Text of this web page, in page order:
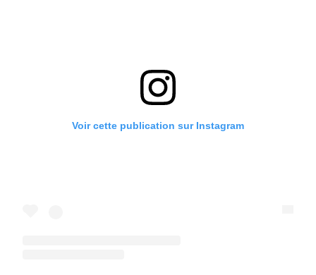
Voir cette publication sur Instagram